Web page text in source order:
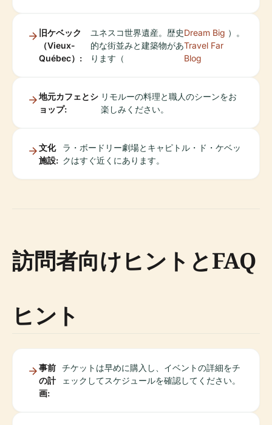
旧ケベック
（Vieux-
Québec）:
ユネスコ世界遺産。歴史
的な街並みと建築物があ
ります（
Dream Big
Travel Far
Blog
）。
地元カフェとシ
ョップ:
リモルーの料理と職人のシーンをお
楽しみください。
文化
施設:
ラ・ボードリー劇場とキャピトル・ド・ケベッ
クはすぐ近くにあります。
訪問者向けヒントとFAQ
ヒント
事前
の計
画:
チケットは早めに購入し、イベントの詳細をチ
ェックしてスケジュールを確認してください。